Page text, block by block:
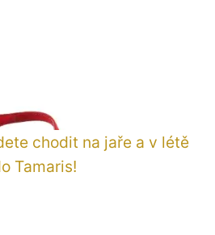
chodit na jaře a v létě
Tamaris!